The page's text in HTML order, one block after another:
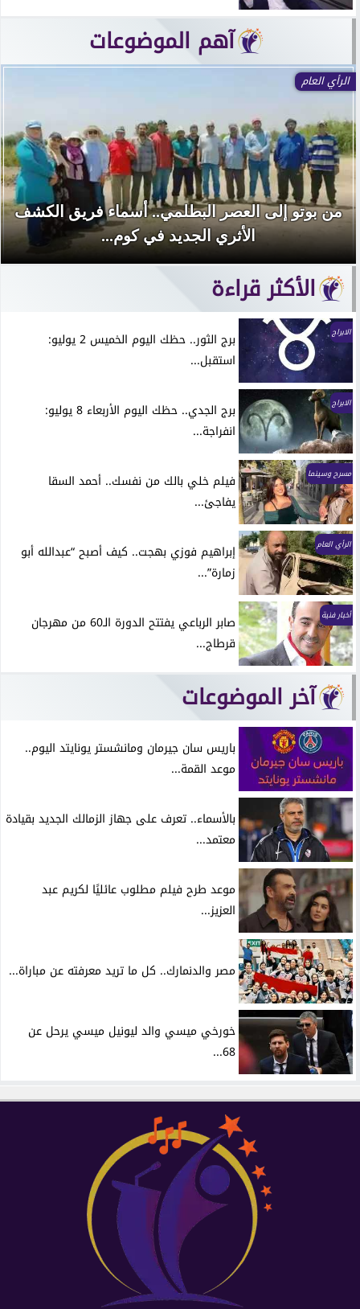
آهم الموضوعات
الرأي العام
من بوتو إلى العصر البطلمي.. أسماء فريق الكشف
الأثري الجديد في كوم...
الأكثر قراءة
الابراج
برج الثور.. حظك اليوم الخميس 2 يوليو:
استقبل...
الابراج
برج الجدي.. حظك اليوم الأربعاء 8 يوليو:
انفراجة...
مسرح وسينما
فيلم خلي بالك من نفسك.. أحمد السقا
يفاجئ...
الرأي العام
إبراهيم فوزي بهجت.. كيف أصبح “عبدالله أبو
زمارة”...
أخبار فنية
صابر الرباعي يفتتح الدورة الـ60 من مهرجان
قرطاج...
آخر الموضوعات
باريس سان جيرمان ومانشستر يونايتد اليوم..
موعد القمة...
بالأسماء.. تعرف على جهاز الزمالك الجديد بقيادة
معتمد...
موعد طرح فيلم مطلوب عائليًا لكريم عبد
العزيز...
مصر والدنمارك.. كل ما تريد معرفته عن مباراة...
خورخي ميسي والد ليونيل ميسي يرحل عن
68...